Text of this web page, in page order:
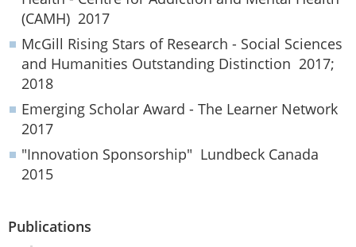
(CAMH) 2017
McGill Rising Stars of Research - Social Sciences
and Humanities Outstanding Distinction 2017;
2018
Emerging Scholar Award - The Learner Network
2017
"Innovation Sponsorship" Lundbeck Canada
2015
Publications